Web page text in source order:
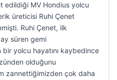
edildiği MV Hondius yolcu
üreticisi Ruhi Çenet
Ruhi Çenet, ilk
ay süren gemi
yolcu hayatını kaybedince
olduğunu
zannettiğimizden çok daha